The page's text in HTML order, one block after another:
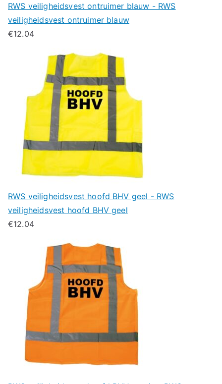
RWS veiligheidsvest ontruimer blauw - RWS
veiligheidsvest ontruimer blauw
€12.04
RWS veiligheidsvest hoofd BHV geel - RWS
veiligheidsvest hoofd BHV geel
€12.04